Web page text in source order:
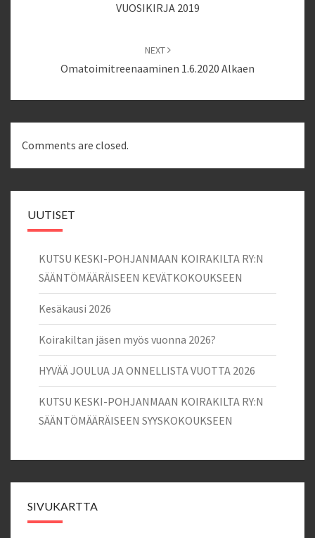
VUOSIKIRJA 2019
NEXT
Omatoimitreenaaminen 1.6.2020 Alkaen
Comments are closed.
UUTISET
KUTSU KESKI-POHJANMAAN KOIRAKILTA RY:N
SÄÄNTÖMÄÄRÄISEEN KEVÄTKOKOUKSEEN
Kesäkausi 2026
Koirakiltan jäsen myös vuonna 2026?
HYVÄÄ JOULUA JA ONNELLISTA VUOTTA 2026
KUTSU KESKI-POHJANMAAN KOIRAKILTA RY:N
SÄÄNTÖMÄÄRÄISEEN SYYSKOKOUKSEEN
SIVUKARTTA